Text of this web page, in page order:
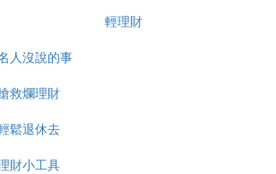
輕理財
人沒說的事
救爛理財
鬆退休去
財小工具